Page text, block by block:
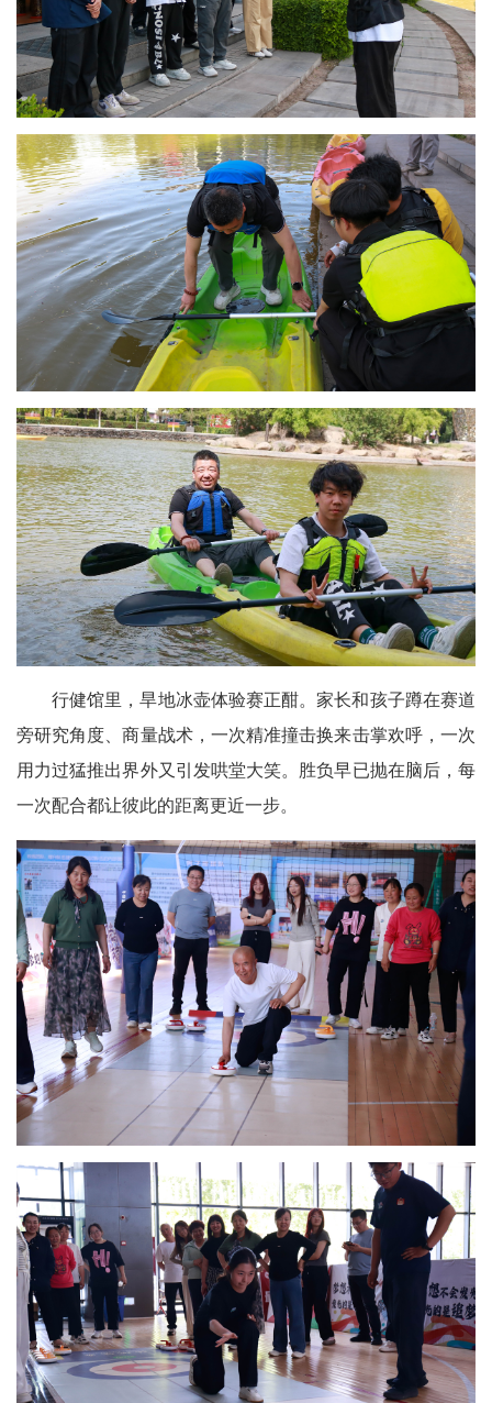
行健馆里，旱地冰壶体验赛正酣。家长和孩子蹲在赛道
旁研究角度、商量战术，一次精准撞击换来击掌欢呼，一次
用力过猛推出界外又引发哄堂大笑。胜负早已抛在脑后，每
一次配合都让彼此的距离更近一步。